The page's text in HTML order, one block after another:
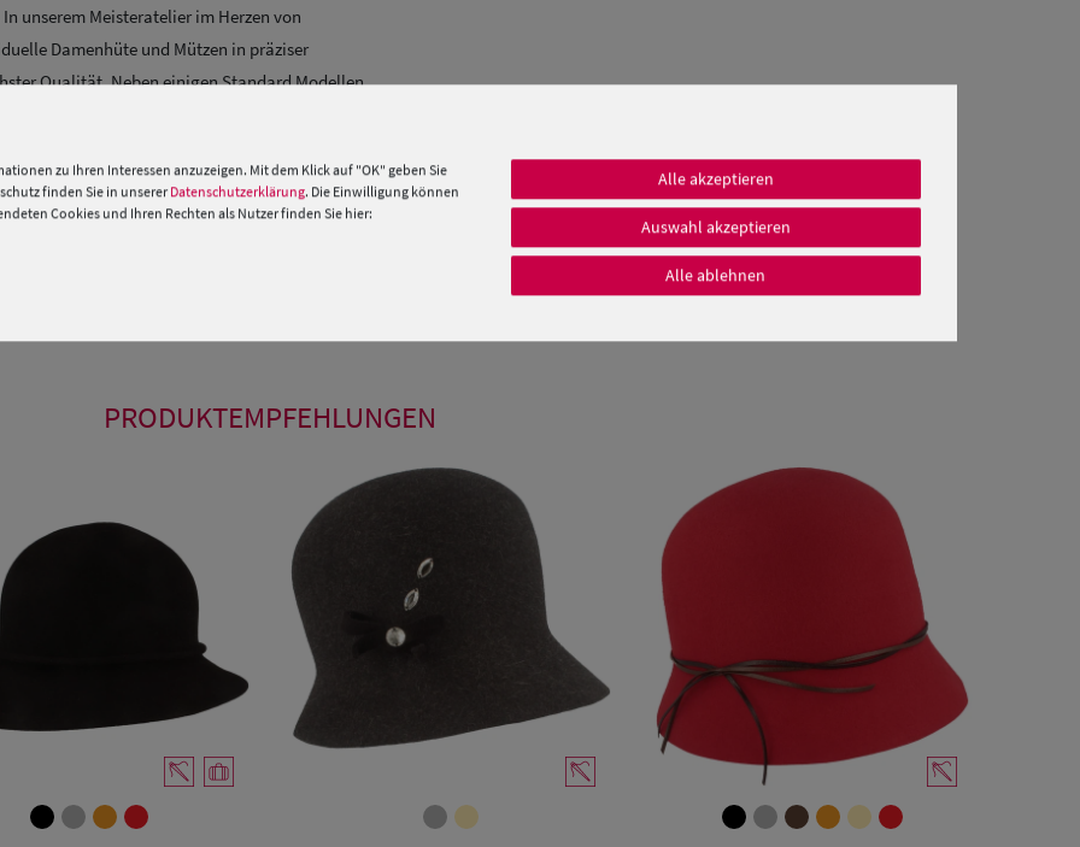
unserem Meisteratelier im Herzen von
Damenhüte und Mützen in präziser
Qualität. Neben einigen Standard Modellen
immer passend zu den aktuellen
Wenn Sie spezielle Fragen oder Wünsche
Stilberater von Mo.-Fr. 09:00 – 17:00 Uhr unter
PRODUKTEMPFEHLUNGEN
zu Ihren Interessen anzuzeigen. Mit dem Klick auf "OK" geben Sie
finden Sie in unserer Datenschutzerklärung. Die Einwilligung können
Cookies und Ihren Rechten als Nutzer finden Sie hier:
Alle akzeptieren
Auswahl akzeptieren
Alle ablehnen